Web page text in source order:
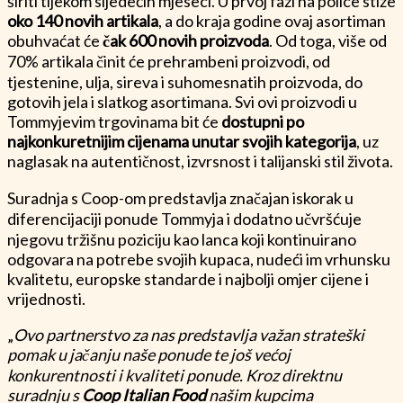
oko 140 novih artikala, a do kraja godine ovaj asortiman
obuhvaćat ćečak 600 novih proizvoda. Od toga, više od
70% artikala činit će prehrambeni proizvodi, od
tjestenine, ulja, sireva i suhomesnatih proizvoda, do
gotovih jela i slatkog asortimana. Svi ovi proizvodi u
Tommyjevim trgovinama bit će dostupni po
najkonkuretnijim cijenama unutar svojih kategorija, uz
naglasak na autentičnost, izvrsnost i talijanski stil života.
Suradnja s Coop-om predstavlja značajan iskorak u
diferencijaciji ponude Tommyja i dodatno učvršćuje
njegovu tržišnu poziciju kao lanca koji kontinuirano
odgovara na potrebe svojih kupaca, nudeći im vrhunsku
kvalitetu, europske standarde i najbolji omjer cijene i
vrijednosti.
„Ovo partnerstvo za nas predstavlja važan strateški
pomak u jačanju naše ponude te još većoj
konkurentnosti i kvaliteti ponude. Kroz direktnu
suradnju sCoop Italian Foodnašim kupcima